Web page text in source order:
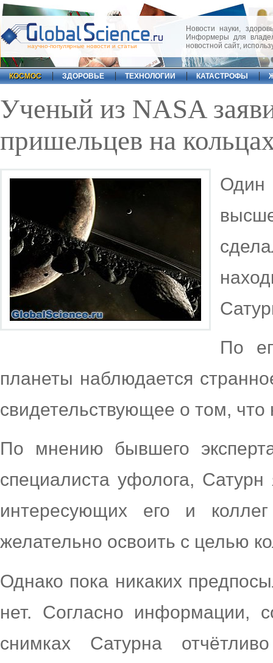
научно-популярные новости и статьи
Новости науки,
Информеры для
новостной сайт,
КОСМОС ЗДОРОВЬЕ ТЕХНОЛОГИИ КАТАСТРОФЫ
Ученый из NASA
пришельцев на
Один
По
планеты наблюдается
свидетельствующее о том,
По мнению бывшего
специалиста уфолога,
интересующих его и
желательно освоить с целью
Однако пока никаких
нет. Согласно информации,
снимках Сатурна